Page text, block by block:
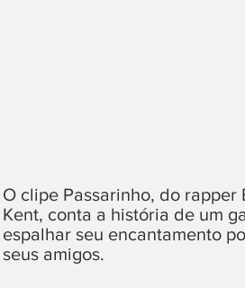
O clipe Passarinho, do
Kent, conta a história de um
espalhar seu encantamento
seus amigos.